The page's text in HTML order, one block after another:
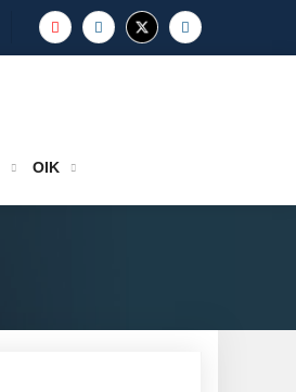
OIK
27.11.2019